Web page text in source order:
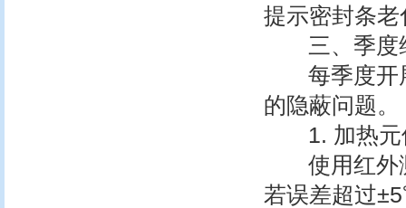
提示密封条
三、季度
每季度开展
的隐蔽问题。
1. 加热元
使用红外测
若误差超过